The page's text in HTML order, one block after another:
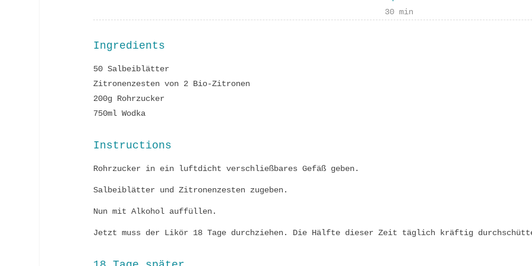
30 min
Ingredients
50 Salbeiblätter
Zitronenzesten von 2 Bio-Zitronen
200g Rohrzucker
750ml Wodka
Instructions
Rohrzucker in ein luftdicht verschließbares Gefäß geben.
Salbeiblätter und Zitronenzesten zugeben.
Nun mit Alkohol auffüllen.
Jetzt muss der Likör 18 Tage durchziehen. Die Hälfte dieser Zeit täglich kräftig